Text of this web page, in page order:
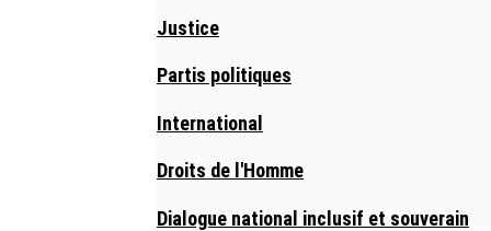
Justice
Partis politiques
International
Droits de l'Homme
Dialogue national inclusif et souverain